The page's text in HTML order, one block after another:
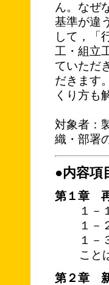
ん。なぜ
基準が違
して，「
工・組立
ていただ
だきます
くり方も
対象者：
織・部署
●内容項
第１章
１－
１－
１－
こと
第２章